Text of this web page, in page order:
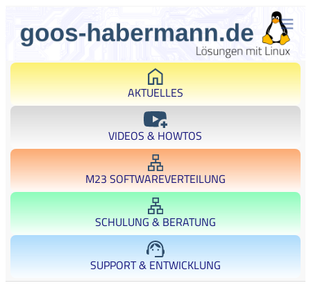
AKTUELLES
VIDEOS & HOWTOS
M23 SOFTWAREVERTEILUNG
SCHULUNG & BERATUNG
SUPPORT & ENTWICKLUNG